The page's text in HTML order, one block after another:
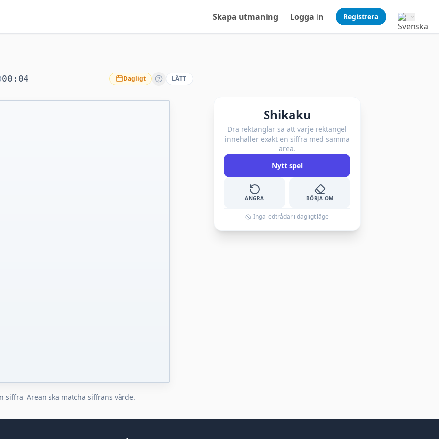
Skapa utmaning Logga in Registrera
00:04 Dagligt LÄTT
siffra. Arean ska matcha siffrans värde.
Shikaku
Dra rektanglar sa att varje rektangel
innehaller exakt en siffra med samma
area.
Nytt spel
ÅNGRA BÖRJA OM
Inga ledtrådar i dagligt läge